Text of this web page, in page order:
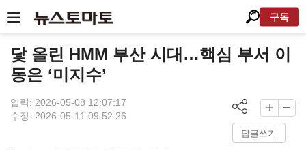
구독
닻 올린 HMM 부산 시대…핵심 부서 이
동은 ‘미지수’
입력: 2026-05-08 12:07:17
수정: 2026-05-11 09:52:26
답글쓰기